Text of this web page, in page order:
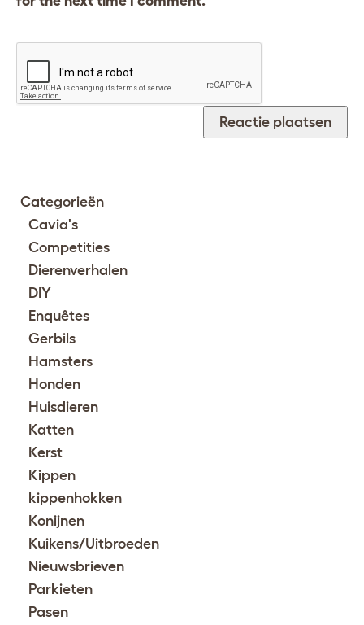
Categorieën
Cavia's
Competities
Dierenverhalen
DIY
Enquêtes
Gerbils
Hamsters
Honden
Huisdieren
Katten
Kerst
Kippen
kippenhokken
Konijnen
Kuikens/Uitbroeden
Nieuwsbrieven
Parkieten
Pasen